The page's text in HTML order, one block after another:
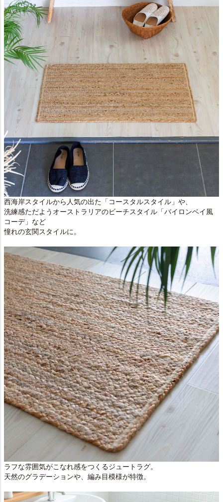
西海岸スタイルから人気の出た「コースタルスタイル」や、
洗練感ただようオーストラリアのビーチスタイル「バイロンベイ風
コーデ」など
憧れの玄関スタイルに。
ラフな雰囲気がこなれ感をつくるジュートラグ。
天然のグラデーションや、編み目模様が特徴。